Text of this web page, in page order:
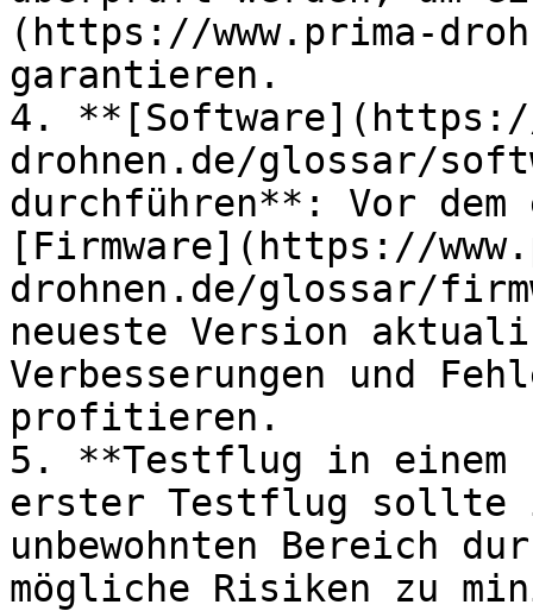
(https://www.prima-
garantieren.
4. **[Software](https://
drohnen.de/glossar/
durchführen**: Vor
[Firmware](https://
drohnen.de/glossar/
neueste Version
Verbesserungen und
profitieren.
5. **Testflug in einem
erster Testflug sollte
unbewohnten Bereich
mögliche Risiken zu